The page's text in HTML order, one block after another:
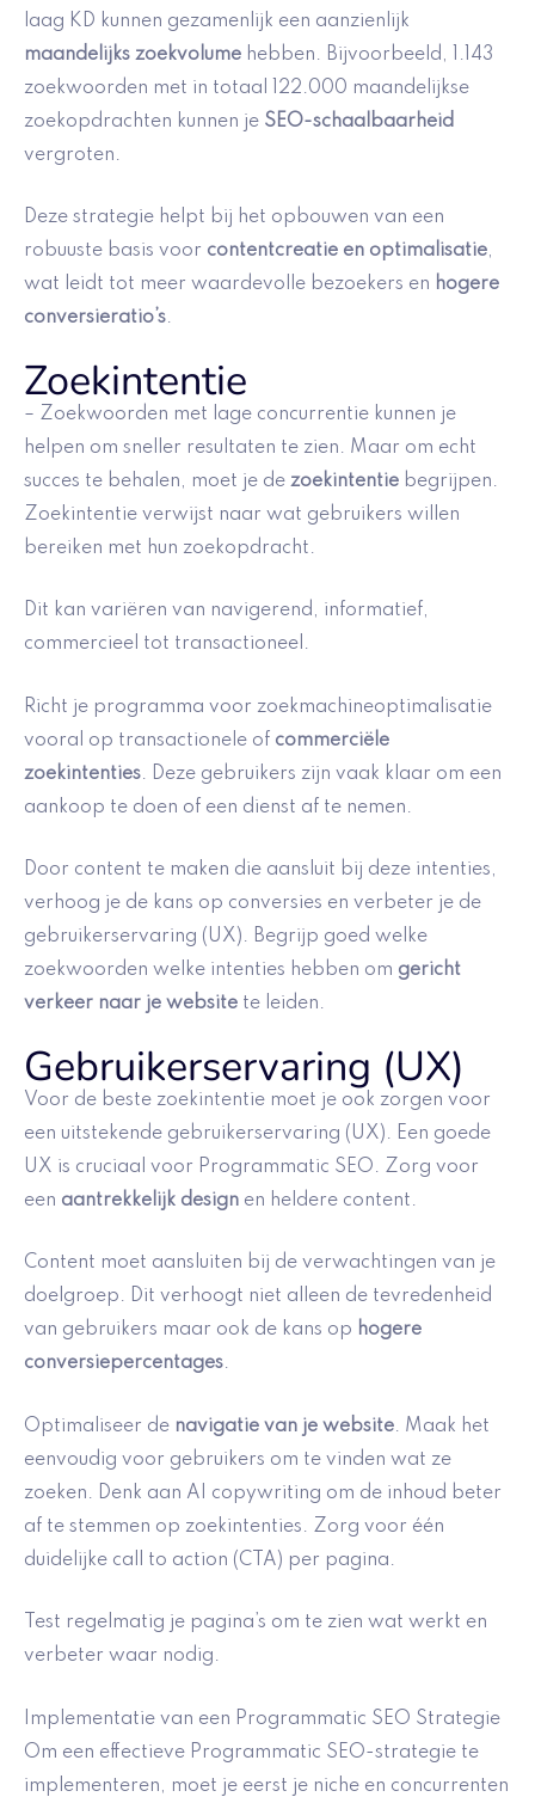
laag KD kunnen gezamenlijk een aanzienlijk
maandelijks zoekvolume hebben. Bijvoorbeeld, 1.143
zoekwoorden met in totaal 122.000 maandelijkse
zoekopdrachten kunnen je SEO-schaalbaarheid
vergroten.
Deze strategie helpt bij het opbouwen van een
robuuste basis voor contentcreatie en optimalisatie,
wat leidt tot meer waardevolle bezoekers en hogere
conversieratio’s.
Zoekintentie
– Zoekwoorden met lage concurrentie kunnen je
helpen om sneller resultaten te zien. Maar om echt
succes te behalen, moet je de zoekintentie begrijpen.
Zoekintentie verwijst naar wat gebruikers willen
bereiken met hun zoekopdracht.
Dit kan variëren van navigerend, informatief,
commercieel tot transactioneel.
Richt je programma voor zoekmachineoptimalisatie
vooral op transactionele of commerciële
zoekintenties. Deze gebruikers zijn vaak klaar om een
aankoop te doen of een dienst af te nemen.
Door content te maken die aansluit bij deze intenties,
verhoog je de kans op conversies en verbeter je de
gebruikerservaring (UX). Begrijp goed welke
zoekwoorden welke intenties hebben om gericht
verkeer naar je website te leiden.
Gebruikerservaring (UX)
Voor de beste zoekintentie moet je ook zorgen voor
een uitstekende gebruikerservaring (UX). Een goede
UX is cruciaal voor Programmatic SEO. Zorg voor
een aantrekkelijk design en heldere content.
Content moet aansluiten bij de verwachtingen van je
doelgroep. Dit verhoogt niet alleen de tevredenheid
van gebruikers maar ook de kans op hogere
conversiepercentages.
Optimaliseer de navigatie van je website. Maak het
eenvoudig voor gebruikers om te vinden wat ze
zoeken. Denk aan AI copywriting om de inhoud beter
af te stemmen op zoekintenties. Zorg voor één
duidelijke call to action (CTA) per pagina.
Test regelmatig je pagina’s om te zien wat werkt en
verbeter waar nodig.
Implementatie van een Programmatic SEO Strategie
Om een effectieve Programmatic SEO-strategie te
implementeren, moet je eerst je niche en concurrenten